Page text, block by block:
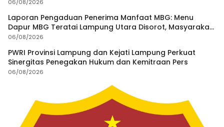
06/08/2026
Laporan Pengaduan Penerima Manfaat MBG: Menu
Dapur MBG Teratai Lampung Utara Disorot, Masyarakat
Minta Satgas Lakukan Investigasi
06/08/2026
PWRI Provinsi Lampung dan Kejati Lampung Perkuat
Sinergitas Penegakan Hukum dan Kemitraan Pers
06/08/2026